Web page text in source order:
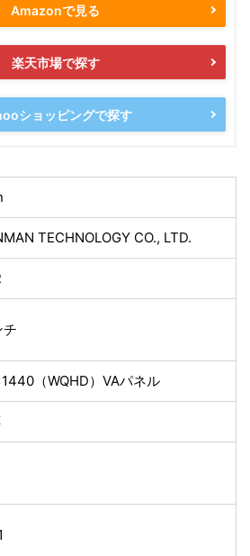
Amazonで見る
楽天市場で探す
ショッピングで探す
TECHNOLOGY CO., LTD.
（WQHD）VAパネル